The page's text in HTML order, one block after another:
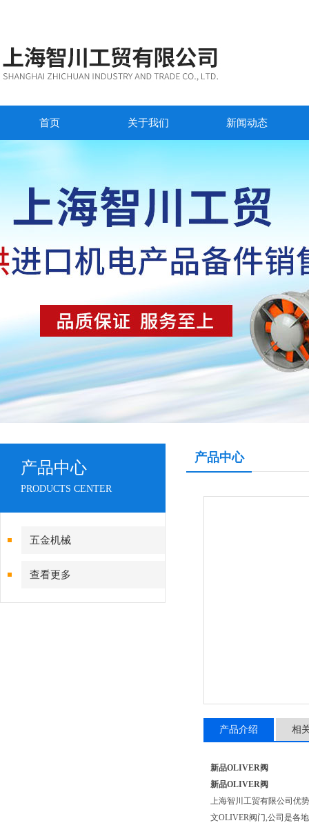
首页 关于我们 新闻动态
产品中心
PRODUCTS CENTER
五金机械
查看更多
产品中心
产品介绍 相
新品OLIVER阀
新品OLIVER阀
上海智川工贸有限公司优
文OLIVER阀门,公司是各